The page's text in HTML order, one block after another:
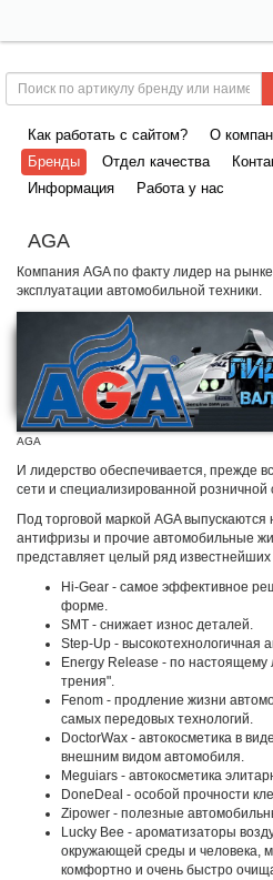
Как работать с сайтом?
О
Бренды
Отдел качества
Информация
Работа у нас
AGA
Компания AGA по факту лидер на
эксплуатации автомобильной техники.
AGA
И лидерство обеспечивается, прежде
сети и специализированной розничной
Под торговой маркой AGA
антифризы и прочие автомобильные
представляет целый ряд известнейших
Hi-Gear - самое эффективное
форме.
SMT - снижает износ деталей.
Step-Up - высокотехнологичная
Energy Release - по
трения".
Fenom - продление жизни
самых передовых технологий.
DoctorWax - автокосметика в
внешним видом автомобиля.
Meguiars - автокосметика
DoneDeal - особой прочности
Zipower - полезные
Lucky Bee - ароматизаторы
окружающей среды и человека,
комфортно и очень быстро